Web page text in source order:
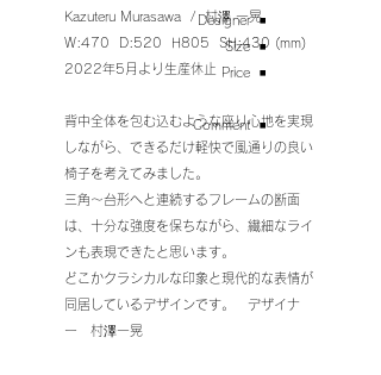
Kazuteru Murasawa / 村澤 一晃
W:470 D:520 H805 SH:430 (mm)
2022年5月より生産休止
背中全体を包む込むような座り心地を実現
しながら、できるだけ軽快で風通りの良い
椅子を考えてみました。
三角～台形へと連続するフレームの断面
は、十分な強度を保ちながら、繊細なライ
ンも表現できたと思います。
どこかクラシカルな印象と現代的な表情が
同居しているデザインです。 デザイナ
ー 村澤一晃
Designer ◾️
Size ◾️
Price ◾️
Comment ◾️